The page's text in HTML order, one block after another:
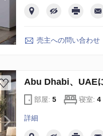
売主への問い合わせ
Abu Dhabi、UAE
部屋: 5 寝室: 4
詳細